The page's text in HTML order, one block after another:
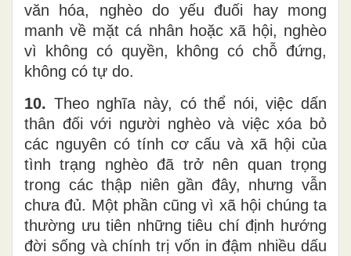
văn hóa, nghèo do yếu đuối hay mong
manh về mặt cá nhân hoặc xã hội, nghèo
vì không có quyền, không có chỗ đứng,
không có tự do.
10. Theo nghĩa này, có thể nói, việc dấn
thân đối với người nghèo và việc xóa bỏ
các nguyên có tính cơ cấu và xã hội của
tình trạng nghèo đã trở nên quan trọng
trong các thập niên gần đây, nhưng vẫn
chưa đủ. Một phần cũng vì xã hội chúng ta
thường ưu tiên những tiêu chí định hướng
đời sống và chính trị vốn in đậm nhiều dấu